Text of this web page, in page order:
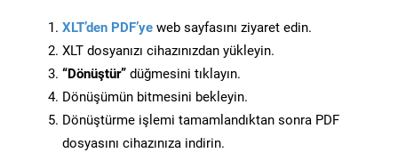
XLT’den PDF’ye web sayfasını ziyaret edin.
XLT dosyanızı cihazınızdan yükleyin.
“Dönüştür” düğmesini tıklayın.
Dönüşümün bitmesini bekleyin.
Dönüştürme işlemi tamamlandıktan sonra PDF
dosyasını cihazınıza indirin.